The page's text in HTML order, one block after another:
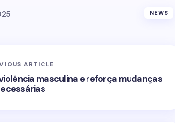
NEWS
ARTICLE
masculina e reforça mudanças